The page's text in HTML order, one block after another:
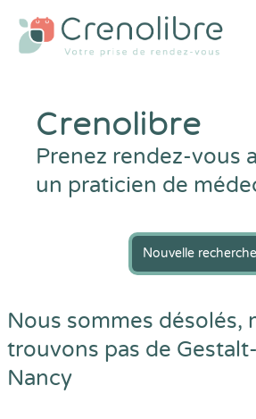
Crenolibre
Prenez rendez-vous
un praticien de
Nouvelle recherche
Nous sommes désolés,
trouvons pas de
Nancy